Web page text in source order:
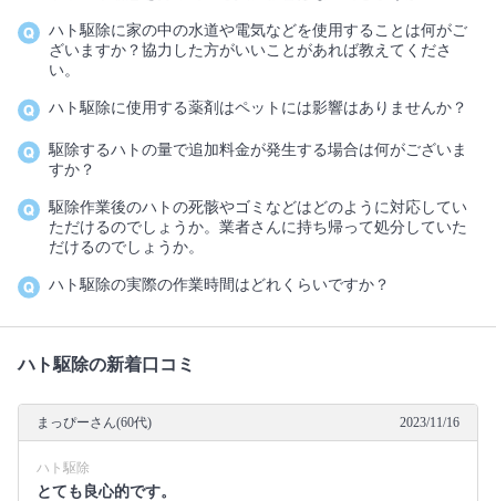
ハト駆除に家の中の水道や電気などを使用することは何がご
ざいますか？協力した方がいいことがあれば教えてくださ
い。
ハト駆除に使用する薬剤はペットには影響はありませんか？
駆除するハトの量で追加料金が発生する場合は何がございま
すか？
駆除作業後のハトの死骸やゴミなどはどのように対応してい
ただけるのでしょうか。業者さんに持ち帰って処分していた
だけるのでしょうか。
ハト駆除の実際の作業時間はどれくらいですか？
ハト駆除の新着口コミ
まっぴーさん(60代) 2023/11/16
ハト駆除
とても良心的です。